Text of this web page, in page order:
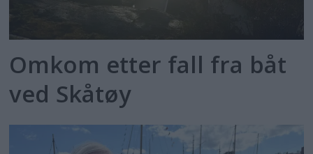
Omkom etter fall fra båt
ved Skåtøy